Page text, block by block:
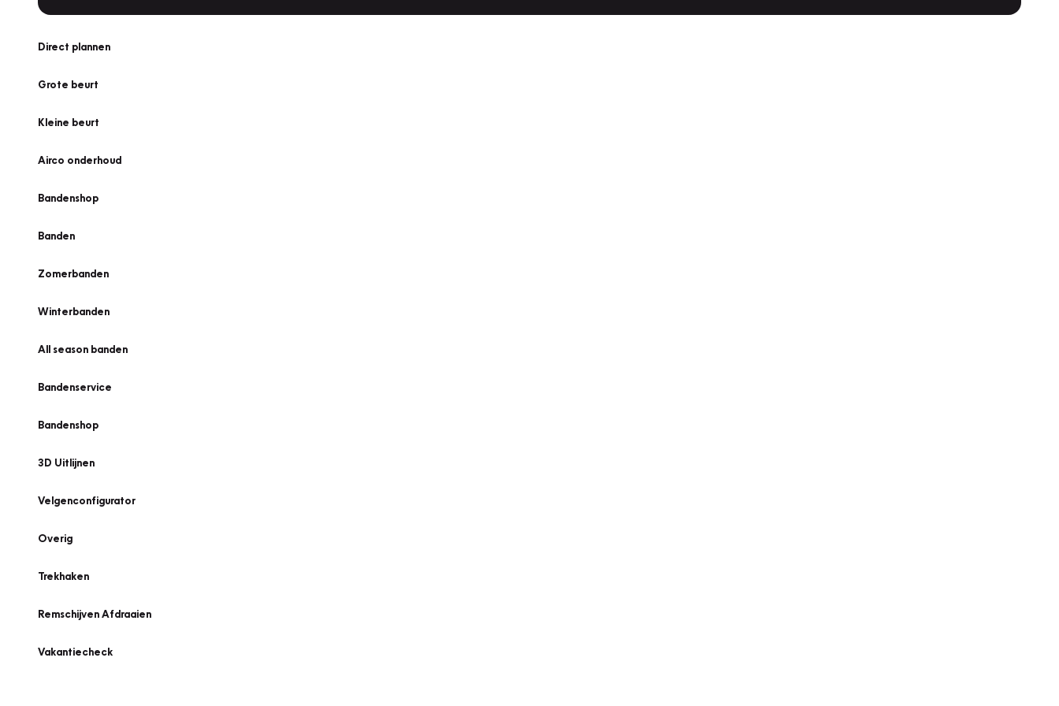
Direct plannen
Grote beurt
Kleine beurt
Airco onderhoud
Bandenshop
Banden
Zomerbanden
Winterbanden
All season banden
Bandenservice
Bandenshop
3D Uitlijnen
Velgenconfigurator
Overig
Trekhaken
Remschijven Afdraaien
Vakantiecheck